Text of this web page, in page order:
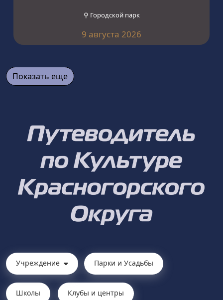
⚲ Городской парк
9 августа 2026
Показать еще
Учреждение Парки и Усадьбы
Школы Клубы и центры